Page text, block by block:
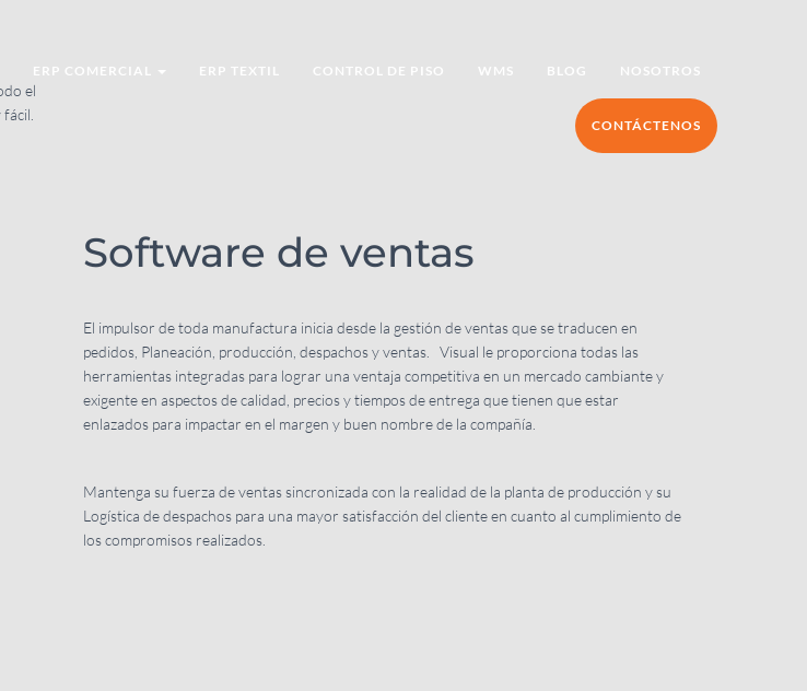
ERP COMERCIAL ERP TEXTIL CONTROL DE PISO WMS BLOG NOSOTROS
CONTÁCTENOS
el
Software de ventas
El impulsor de toda manufactura inicia desde la gestión de ventas que se traducen en
pedidos, Planeación, producción, despachos y ventas. Visual le proporciona todas las
herramientas integradas para lograr una ventaja competitiva en un mercado cambiante y
exigente en aspectos de calidad, precios y tiempos de entrega que tienen que estar
enlazados para impactar en el margen y buen nombre de la compañía.
Mantenga su fuerza de ventas sincronizada con la realidad de la planta de producción y su
Logística de despachos para una mayor satisfacción del cliente en cuanto al cumplimiento de
los compromisos realizados.